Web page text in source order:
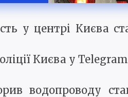
у центрі Києва
Києва у
водопроводу